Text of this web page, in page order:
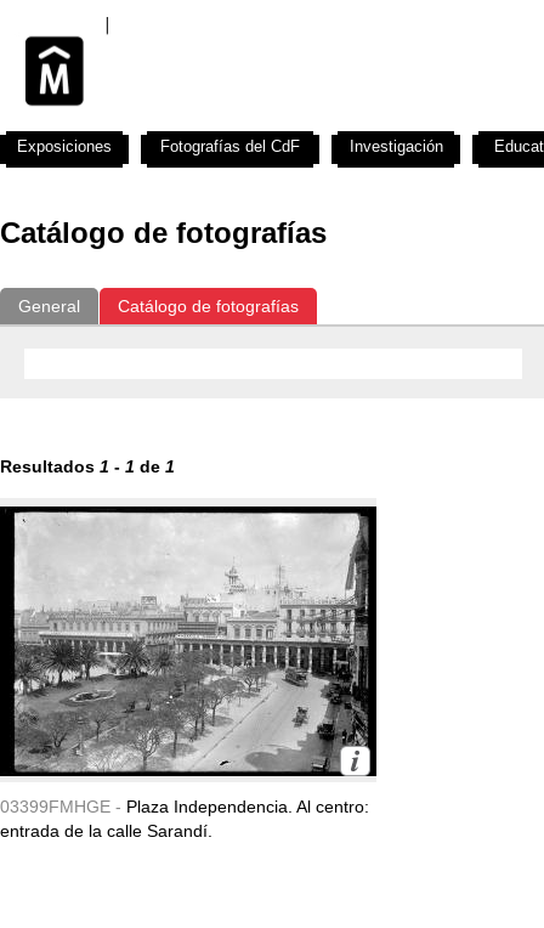
Catálogo de fotografías
General Catálogo de fotografías
Resultados 1 - 1 de 1
03399FMHGE - Plaza Independencia. Al centro:
entrada de la calle Sarandí.
Exposiciones Fotografías del CdF Investigación